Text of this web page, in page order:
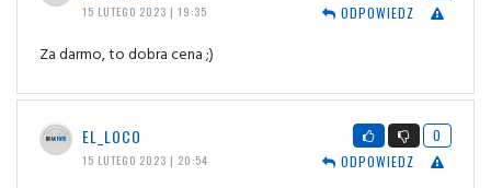
15 LUTEGO 2023 | 19:35
ODPOWIEDZ
Za darmo, to dobra cena ;)
EL_LOCO
15 LUTEGO 2023 | 20:54
0
ODPOWIEDZ